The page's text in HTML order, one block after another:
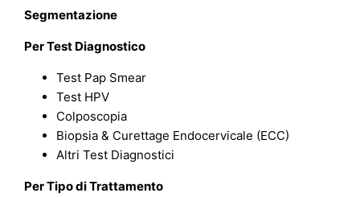
Segmentazione
Per Test Diagnostico
Test Pap Smear
Test HPV
Colposcopia
Biopsia & Curettage Endocervicale (ECC)
Altri Test Diagnostici
Per Tipo di Trattamento